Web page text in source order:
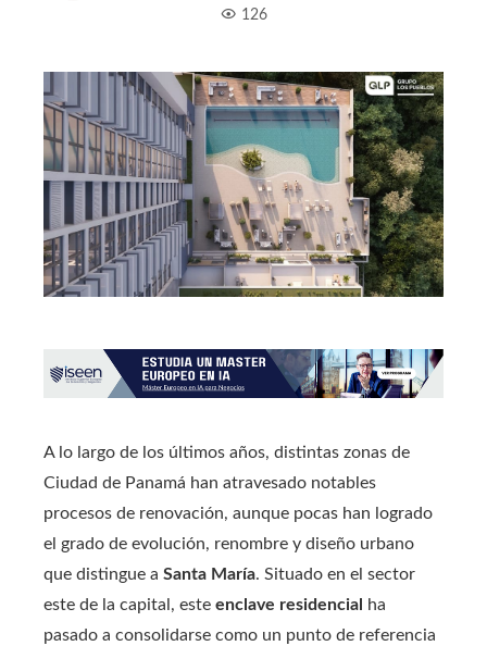
126
A lo largo de los últimos años, distintas zonas de
Ciudad de Panamá han atravesado notables
procesos de renovación, aunque pocas han logrado
el grado de evolución, renombre y diseño urbano
que distingue a Santa María. Situado en el sector
este de la capital, este enclave residencial
ha
pasado a consolidarse como un punto de referencia